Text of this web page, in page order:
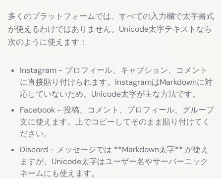
多くのプラットフォームでは、すべての入力欄で太字書式
が使えるわけではありません。Unicode太字テキストなら
次のように使えます：
Instagram - プロフィール、キャプション、コメント
に直接貼り付けられます。InstagramはMarkdownに対
応していないため、Unicode太字が主な方法です。
Facebook - 投稿、コメント、プロフィール、グループ
文に使えます。上でコピーしてそのまま貼り付けてく
ださい。
Discord - メッセージでは **Markdown太字** が使え
ますが、Unicode太字はユーザー名やサーバーニック
ネームにも使えます。